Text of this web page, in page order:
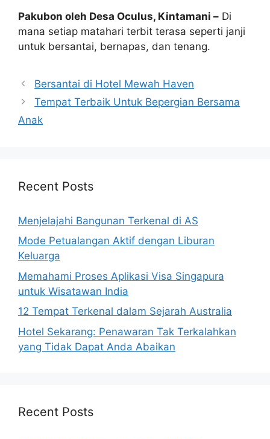
Pakubon oleh Desa Oculus, Kintamani – Di
mana setiap matahari terbit terasa seperti janji
untuk bersantai, bernapas, dan tenang.
Bersantai di Hotel Mewah Haven
Tempat Terbaik Untuk Bepergian Bersama
Anak
Recent Posts
Menjelajahi Bangunan Terkenal di AS
Mode Petualangan Aktif dengan Liburan
Keluarga
Memahami Proses Aplikasi Visa Singapura
untuk Wisatawan India
12 Tempat Terkenal dalam Sejarah Australia
Hotel Sekarang: Penawaran Tak Terkalahkan
yang Tidak Dapat Anda Abaikan
Recent Posts